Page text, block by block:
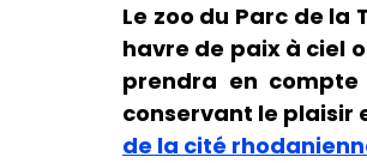
Le zoo du Parc de la
havre de paix à ciel
prendra en
conservant le plaisir
de la cité